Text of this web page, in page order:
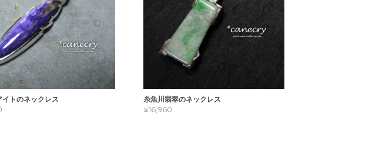
イトのネックレス 糸魚川翡翠のネックレス
¥16,960